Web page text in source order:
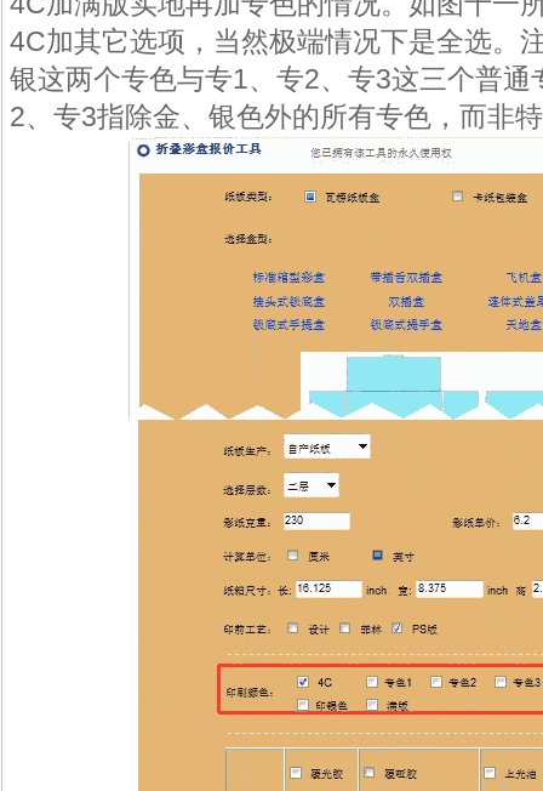
4C加其它选项，当然极端情况下是全选。
银这两个专色与专1、专2、专3这三个普
2、专3指除金、银色外的所有专色，而非